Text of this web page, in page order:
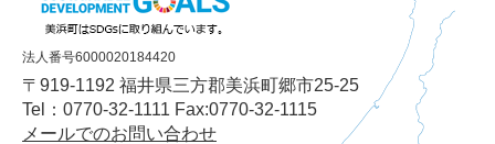
法人番号6000020184420
〒919-1192 福井県三方郡美浜町郷市25-25
Tel：0770-32-1111 Fax:0770-32-1115
メールでのお問い合わせ